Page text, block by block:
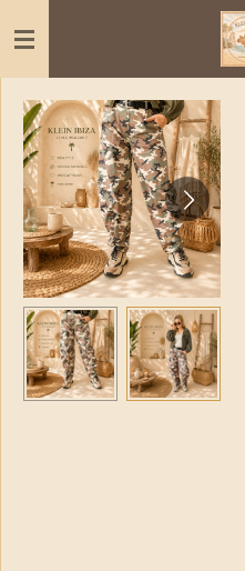
direct
naar
de
hoofdinhoud